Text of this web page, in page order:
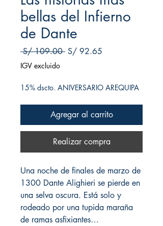
bellas del Infierno
de Dante
S/ 109.00 Precio
S/ 92.65
IGV excluido
15% dscto. ANIVERSARIO AREQUIPA
Agregar al carrito
Realizar compra
Una noche de finales de marzo de
1300 Dante Alighieri se pierde en
una selva oscura. Está solo y
rodeado por una tupida maraña
de ramas asfixiantes…